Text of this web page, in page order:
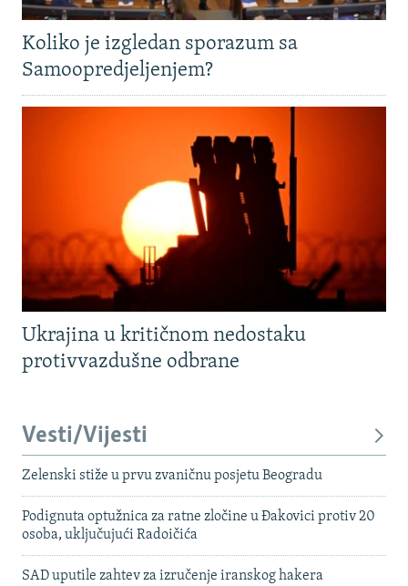
Koliko je izgledan sporazum sa
Samoopredjeljenjem?
Ukrajina u kritičnom nedostaku
protivvazdušne odbrane
Vesti/Vijesti
Zelenski stiže u prvu zvaničnu posjetu Beogradu
Podignuta optužnica za ratne zločine u Đakovici protiv 20
osoba, uključujući Radoičića
SAD uputile zahtev za izručenje iranskog hakera